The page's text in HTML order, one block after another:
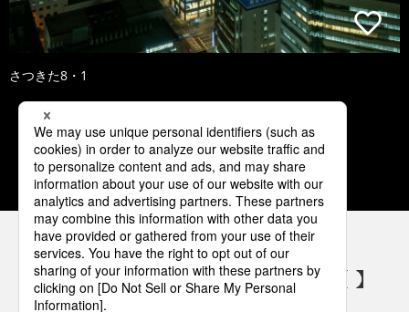
さつきた8・1
1 2 3 4 5
パナソニックの電気設備 SNSアカウント